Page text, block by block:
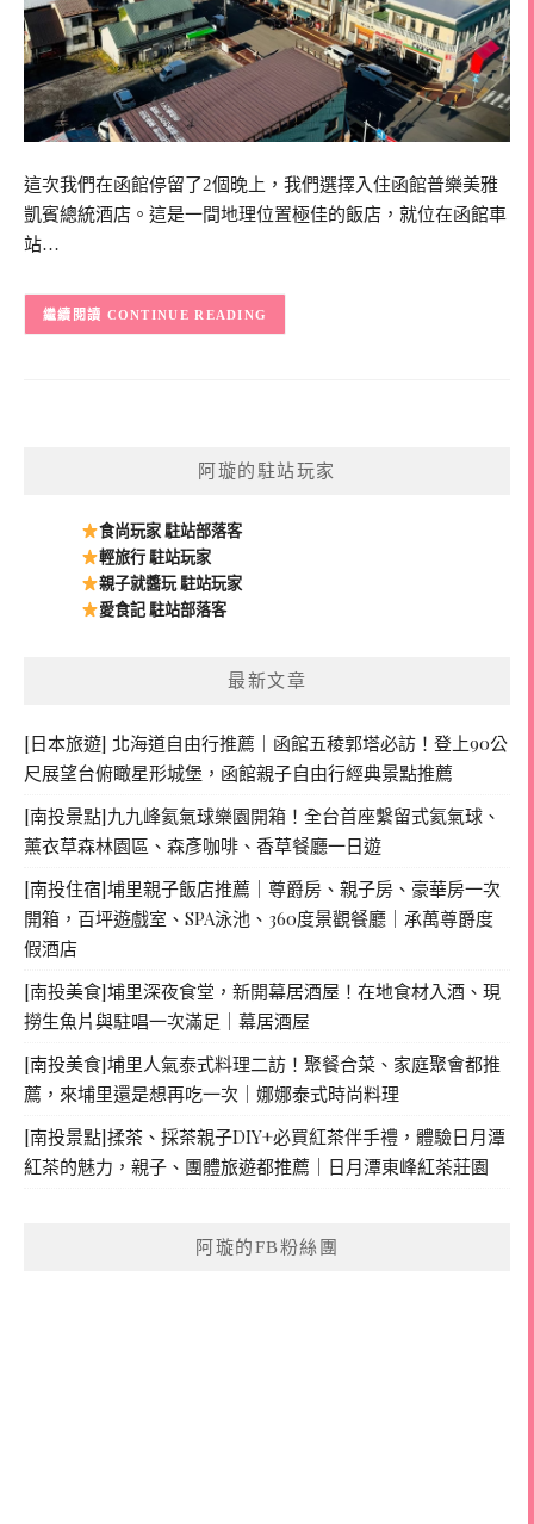
這次我們在函館停留了2個晚上，我們選擇入住函館普樂美雅
凱賓總統酒店。這是一間地理位置極佳的飯店，就位在函館車
站…
CONTINUE READING
阿璇的駐站玩家
食尚玩家 駐站部落客
輕旅行 駐站玩家
親子就醬玩 駐站玩家
愛食記 駐站部落客
最新文章
[日本旅遊] 北海道自由行推薦｜函館五稜郭塔必訪！登上90公
尺展望台俯瞰星形城堡，函館親子自由行經典景點推薦
[南投景點]九九峰氦氣球樂園開箱！全台首座繫留式氦氣球、
薰衣草森林園區、森彥咖啡、香草餐廳一日遊
[南投住宿]埔里親子飯店推薦｜尊爵房、親子房、豪華房一次
開箱，百坪遊戲室、SPA泳池、360度景觀餐廳｜承萬尊爵度
假酒店
[南投美食]埔里深夜食堂，新開幕居酒屋！在地食材入酒、現
撈生魚片與駐唱一次滿足｜幕居酒屋
[南投美食]埔里人氣泰式料理二訪！聚餐合菜、家庭聚會都推
薦，來埔里還是想再吃一次｜娜娜泰式時尚料理
[南投景點]揉茶、採茶親子DIY+必買紅茶伴手禮，體驗日月潭
紅茶的魅力，親子、團體旅遊都推薦｜日月潭東峰紅茶莊園
阿璇的FB粉絲團